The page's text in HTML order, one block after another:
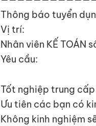
Thông báo tuyển
Vị trí:
Nhân viên KẾ TOÁN
Yêu cầu:
Tốt nghiệp trung
Ưu tiên các bạn có
Không kinh nghiệm